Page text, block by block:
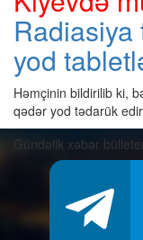
Radiasiya
yod
Həmçinin bildirilib ki,
qədər yod tədarük
Gündəlik xəbər